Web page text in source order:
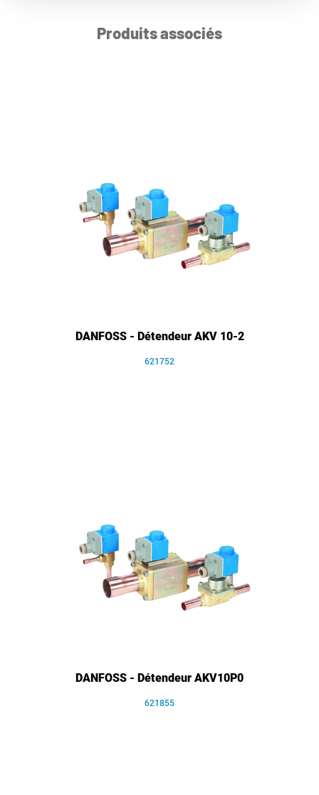
Produits associés
DANFOSS - Détendeur AKV 10-2
621752
DANFOSS - Détendeur AKV10P0
621855